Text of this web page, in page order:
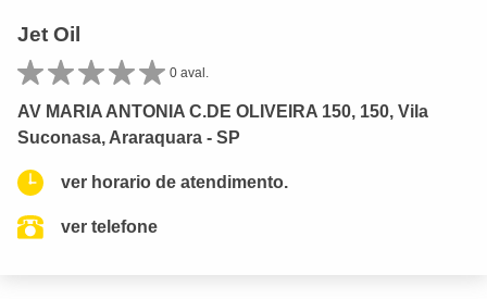
Jet Oil
0 aval.
AV MARIA ANTONIA C.DE OLIVEIRA 150, 150, Vila
Suconasa, Araraquara - SP
ver horario de atendimento.
ver telefone